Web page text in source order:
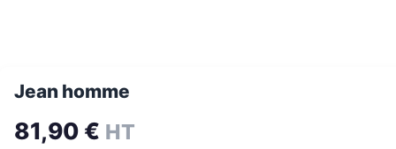
Jean homme
81,90 € HT